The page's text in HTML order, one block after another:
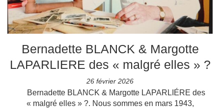
Bernadette BLANCK & Margotte
LAPARLIERE des « malgré elles » ?
26 février 2026
Bernadette BLANCK & Margotte LAPARLIÉRE des
« malgré elles » ?. Nous sommes en mars 1943,